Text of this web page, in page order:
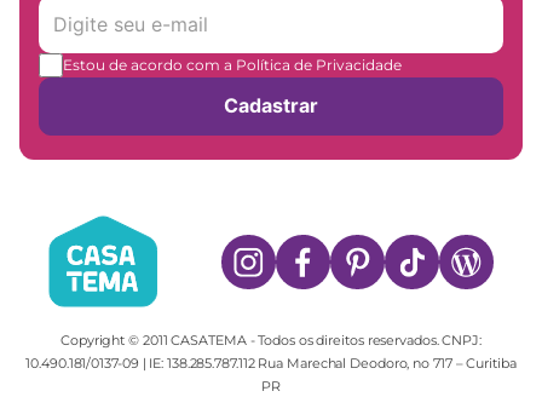
Estou de acordo com a Política de Privacidade
Cadastrar
Copyright © 2011 CASATEMA - Todos os direitos reservados. CNPJ:
10.490.181/0137-09 | IE: 138.285.787.112 Rua Marechal Deodoro, no 717 – Curitiba
PR